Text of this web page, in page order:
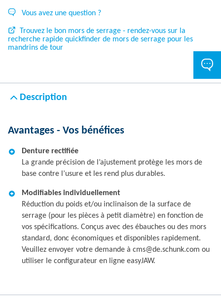
Vous avez une question ?
Trouvez le bon mors de serrage - rendez-vous sur la
recherche rapide quickfinder de mors de serrage pour les
mandrins de tour
Description
Avantages - Vos bénéfices
Denture rectifiée
La grande précision de l’ajustement protège les mors de
base contre l’usure et les rend plus durables.
Modifiables individuellement
Réduction du poids et/ou inclinaison de la surface de
serrage (pour les pièces à petit diamètre) en fonction de
vos spécifications. Conçus avec des ébauches ou des mors
standard, donc économiques et disponibles rapidement.
Veuillez envoyer votre demande à cms@de.schunk.com ou
utiliser le configurateur en ligne easyJAW.